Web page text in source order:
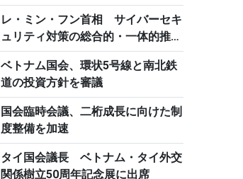
の志
レ・ミン・フン首相 サイバーセキ
ュリティ対策の総合的・一体的推進
を指示
ベトナム国会、環状5号線と南北鉄
道の投資方針を審議
国会臨時会議、二桁成長に向けた制
度整備を加速
タイ国会議長 ベトナム・タイ外交
関係樹立50周年記念展に出席